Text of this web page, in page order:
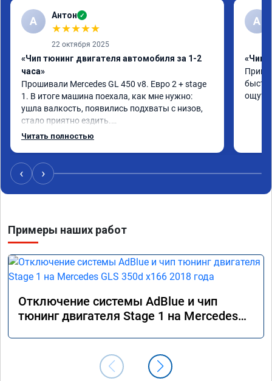
А Антон ✓
★★★★★
22 октября 2025
«Чип тюнинг двигателя автомобиля за 1-2
часа»
Прошивали Mercedes GL 450 v8. Евро 2 + stage
1. В итоге машина поехала, как мне нужно:
ушла валкость, появились подхваты с низов,
стало приятно ездить.
Одни из лучших трат, в авто! 🔥
Читать полностью
A
«Чип
‹ ›
Примеры наших работ
Отключение системы AdBlue и чип
тюнинг двигателя Stage 1 на Mercedes